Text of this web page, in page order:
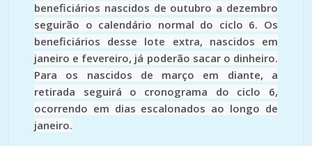
beneficiários nascidos de outubro a dezembro
seguirão o calendário normal do ciclo 6. Os
beneficiários desse lote extra, nascidos em
janeiro e fevereiro, já poderão sacar o dinheiro.
Para os nascidos de março em diante, a
retirada seguirá o cronograma do ciclo 6,
ocorrendo em dias escalonados ao longo de
janeiro.